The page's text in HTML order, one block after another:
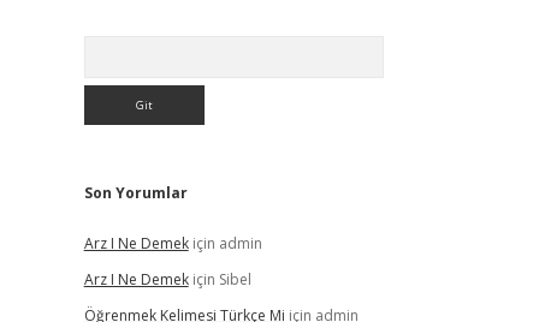
Son Yorumlar
Arz I Ne Demekiçin admin
Arz I Ne Demekiçin Sibel
Öğrenmek Kelimesi Türkçe Mi için admin